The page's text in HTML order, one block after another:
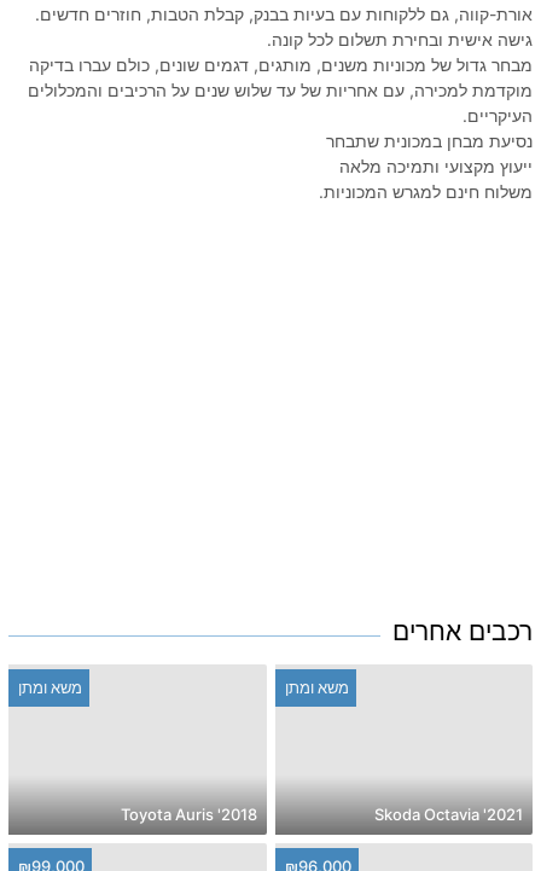
אורת-קווה, גם ללקוחות עם בעיות בבנק, קבלת הטבות, חוזרים חדשים.
גישה אישית ובחירת תשלום לכל קונה.
מבחר גדול של מכוניות משנים, מותגים, דגמים שונים, כולם עברו בדיקה
מוקדמת למכירה, עם אחריות של עד שלוש שנים על הרכיבים והמכלולים
העיקריים.
נסיעת מבחן במכונית שתבחר
ייעוץ מקצועי ותמיכה מלאה
משלוח חינם למגרש המכוניות.
רכבים אחרים
משא ומתן
2021' Skoda Octavia
משא ומתן
2018' Toyota Auris
₪96,000
₪99,000